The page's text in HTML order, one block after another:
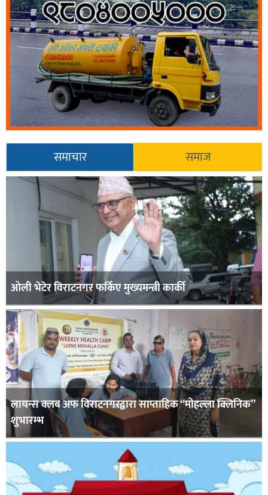
समाचार समाज
ओली भेटेर विराटनगर फर्किए मुख्यमन्त्री कार्की
लायन्स क्लब अफ विराटनगरद्वारा साप्ताहिक “मोहल्ला क्लिनिक”
शुभारम्भ